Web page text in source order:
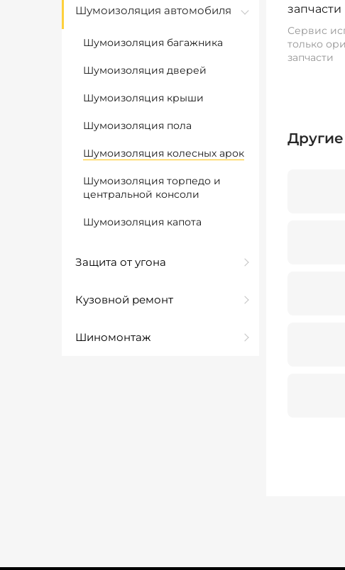
Шумоизоляция автомобиля
Шумоизоляция багажника
Шумоизоляция дверей
Шумоизоляция крыши
Шумоизоляция пола
Шумоизоляция колесных арок
Шумоизоляция торпедо и
центральной консоли
Шумоизоляция капота
Защита от угона
Кузовной ремонт
Шиномонтаж
запчасти
Сервис
только
запчасти